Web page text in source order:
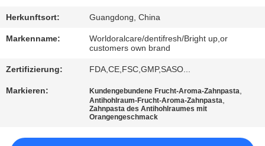
TRETEN
MIT
UNS
VERBINDUNG
Herkunftsort: Guangdong, China
Markenname:
Worldoralcare/dentifresh/Bright up,or
customers own brand
Zertifizierung: FDA,CE,FSC,GMP,SASO...
Markieren: Kundengebundene Frucht-Aroma-Zahnpasta,
Antihohlraum-Frucht-Aroma-Zahnpasta,
Zahnpasta des Antihohlraumes mit
Orangengeschmack